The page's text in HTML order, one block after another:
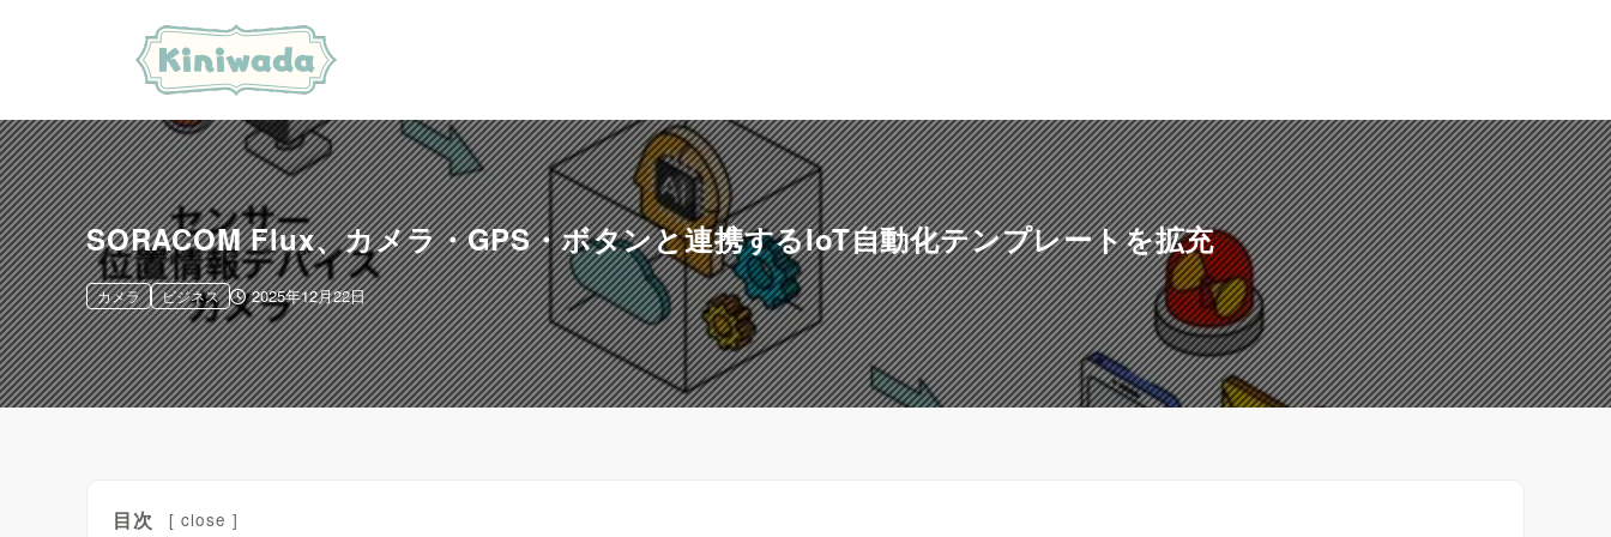
SORACOM Flux、カメラ・GPS・ボタンと連携するIoT自動化テンプレートを拡充
2025年12月22日
カメラ ビジネス
目次 [ close ]